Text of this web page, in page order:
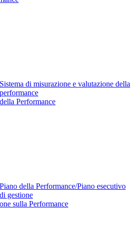
Sistema di misurazione e valutazione della
performance
Performance
Piano della Performance/Piano esecutivo
di gestione
sulla Performance